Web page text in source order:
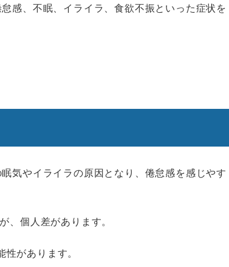
感、不眠、イライラ、食欲不振といった症状を
気やイライラの原因となり、倦怠感を感じやす
個人差があります。
があります。